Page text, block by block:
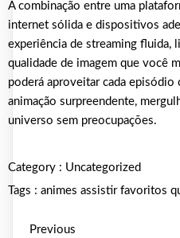
A combinação entre uma
internet sólida e dispositivos
experiência de streaming fluida,
qualidade de imagem que você
poderá aproveitar cada
animação surpreendente,
universo sem preocupações.
Category : Uncategorized
Tags : animes assistir favoritos
Previous